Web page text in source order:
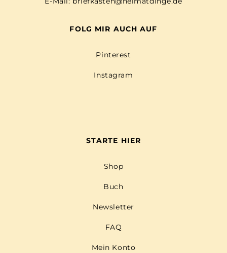
FOLG MIR AUCH AUF
Pinterest
Instagram
STARTE HIER
Shop
Buch
Newsletter
FAQ
Mein Konto